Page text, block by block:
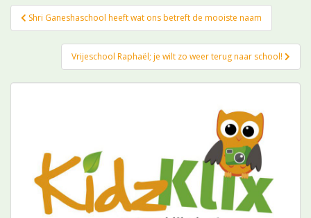
Bericht
navigatie
Shri Ganeshaschool heeft wat ons betreft de mooiste naam
Vrijeschool Raphaël; je wilt zo weer terug naar school!